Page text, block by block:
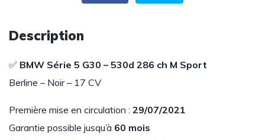
Description
✅ BMW Série 5 G30 – 530d 286 ch M Sport
Berline – Noir – 17 CV
Première mise en circulation : 29/07/2021
Garantie possible jusqu’à 60 mois